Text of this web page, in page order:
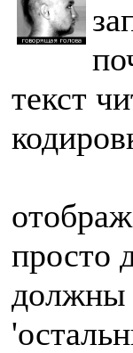
текст
просто
должны